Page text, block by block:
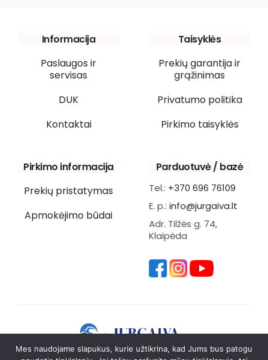
Informacija
Paslaugos ir
servisas
DUK
Kontaktai
Taisyklės
Prekių garantija ir
grąžinimas
Privatumo politika
Pirkimo taisyklės
Pirkimo informacija
Prekių pristatymas
Apmokėjimo būdai
Parduotuvė / bazė
Tel.: +370 696 76109
E. p.: info@jurgaiva.lt
Adr. Tilžės g. 74,
Klaipėda
Mes naudojame slapukus, kurie užtikrina, kad Jums bus patogu